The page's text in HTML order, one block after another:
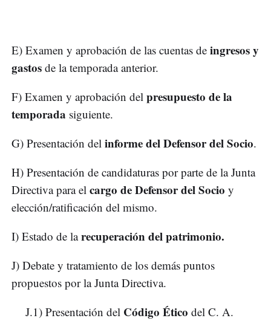
E) Examen y aprobación de las cuentas de ingresos y
gastos de la temporada anterior.
F) Examen y aprobación del presupuesto de la
temporada siguiente.
G) Presentación del informe del Defensor del Socio.
H) Presentación de candidaturas por parte de la Junta
Directiva para el cargo de Defensor del Socio y
elección/ratificación del mismo.
I) Estado de larecuperación del patrimonio.
J) Debate y tratamiento de los demás puntos
propuestos por la Junta Directiva.
J.1) Presentación del Código Ético del C. A.